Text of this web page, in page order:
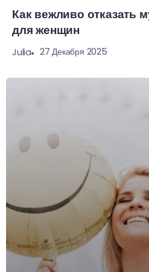
Как вежливо отказать
для женщин
Julia 27 Декабря 2025